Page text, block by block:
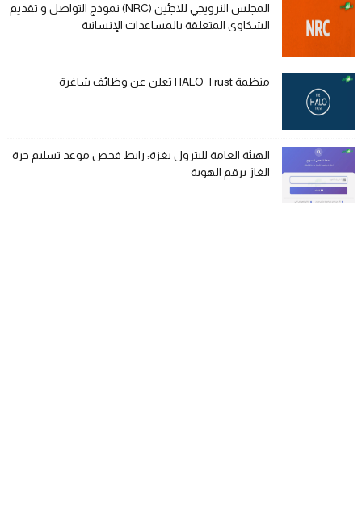
المجلس النرويجي للاجئين (NRC) نموذج التواصل و تقديم
الشكاوى المتعلقة بالمساعدات الإنسانية
منظمة HALO Trust تعلن عن وظائف شاغرة
الهيئة العامة للبترول بغزة: رابط فحص موعد تسليم جرة
الغاز برقم الهوية